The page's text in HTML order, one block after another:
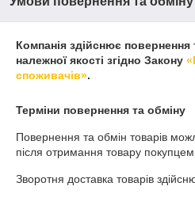
Компанія здійснює повернення
належної якості згідно Закону
споживачів».
Терміни повернення та обміну
Повернення та обмін товарів
після отримання товару покупцем.
Зворотня доставка товарів